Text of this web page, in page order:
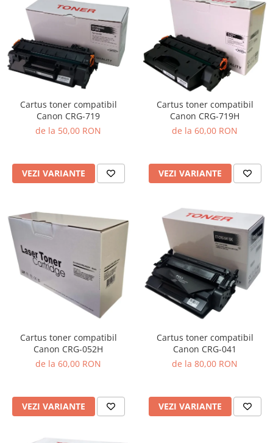
Cartus toner compatibil
Canon CRG-719
de la 50,00 RON
VEZI VARIANTE
Cartus toner compatibil
Canon CRG-719H
de la 60,00 RON
VEZI VARIANTE
Cartus toner compatibil
Canon CRG-052H
de la 60,00 RON
VEZI VARIANTE
Cartus toner compatibil
Canon CRG-041
de la 80,00 RON
VEZI VARIANTE